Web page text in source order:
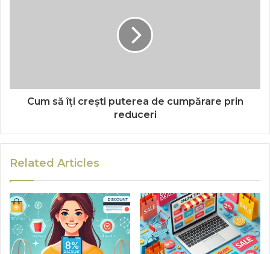
Cum să îți crești puterea de cumpărare prin
reduceri
Related Articles